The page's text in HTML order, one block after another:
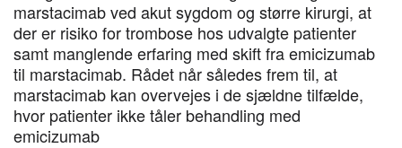
marstacimab ved akut sygdom og større kirurgi, at
der er risiko for trombose hos udvalgte patienter
samt manglende erfaring med skift fra emicizumab
til marstacimab. Rådet når således frem til, at
marstacimab kan overvejes i de sjældne tilfælde,
hvor patienter ikke tåler behandling med
emicizumab